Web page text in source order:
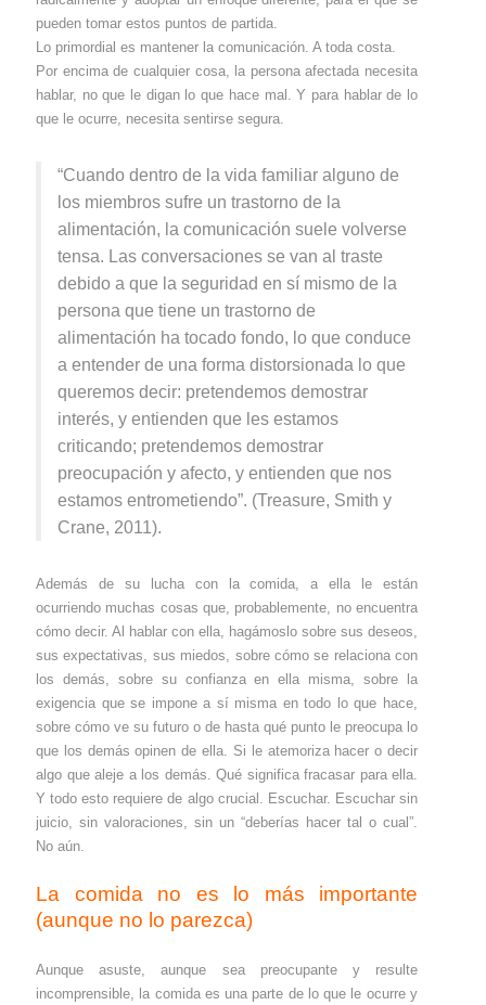
pueden tomar estos puntos de partida.
Lo primordial es mantener la comunicación. A toda costa.
Por encima de cualquier cosa, la persona afectada necesita
hablar, no que le digan lo que hace mal. Y para hablar de lo
que le ocurre, necesita sentirse segura.
“Cuando dentro de la vida familiar alguno de
los miembros sufre un trastorno de la
alimentación, la comunicación suele volverse
tensa. Las conversaciones se van al traste
debido a que la seguridad en sí mismo de la
persona que tiene un trastorno de
alimentación ha tocado fondo, lo que conduce
a entender de una forma distorsionada lo que
queremos decir: pretendemos demostrar
interés, y entienden que les estamos
criticando; pretendemos demostrar
preocupación y afecto, y entienden que nos
estamos entrometiendo”. (Treasure, Smith y
Crane, 2011).
Además de su lucha con la comida, a ella le están
ocurriendo muchas cosas que, probablemente, no encuentra
cómo decir. Al hablar con ella, hagámoslo sobre sus deseos,
sus expectativas, sus miedos, sobre cómo se relaciona con
los demás, sobre su confianza en ella misma, sobre la
exigencia que se impone a sí misma en todo lo que hace,
sobre cómo ve su futuro o de hasta qué punto le preocupa lo
que los demás opinen de ella. Si le atemoriza hacer o decir
algo que aleje a los demás. Qué significa fracasar para ella.
Y todo esto requiere de algo crucial. Escuchar. Escuchar sin
juicio, sin valoraciones, sin un “deberías hacer tal o cual”.
No aún.
La comida no es lo más importante
(aunque no lo parezca)
Aunque asuste, aunque sea preocupante y resulte
incomprensible, la comida es una parte de lo que le ocurre y